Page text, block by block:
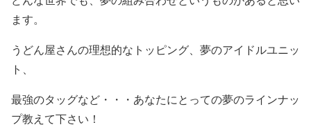
ます。
うどん屋さんの理想的なトッピング、夢のアイドルユニッ
ト、
最強のタッグなど・・・あなたにとっての夢のラインナッ
プ教えて下さい！